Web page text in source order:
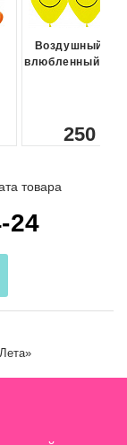
Воздушный
влюбленный
250
товара
24